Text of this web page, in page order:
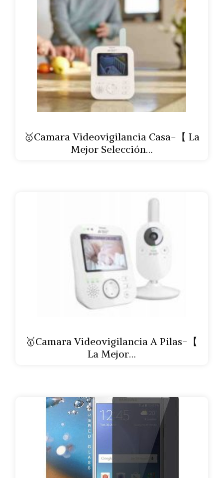
🥇Camara Videovigilancia Casa-【 La
Mejor Selección…
🥇Camara Videovigilancia A Pilas-【
La Mejor…